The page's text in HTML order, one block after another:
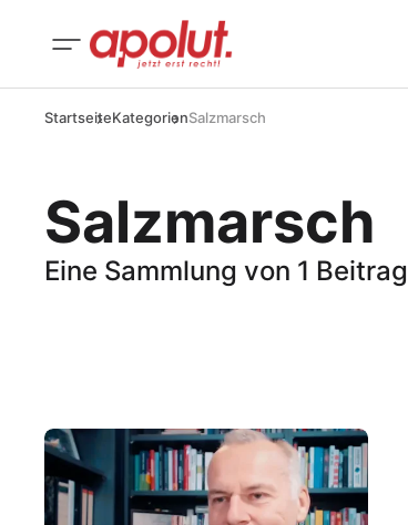
StartseiteKategorienSalzmarsch
Salzmarsch
Eine Sammlung von 1 Beitrag